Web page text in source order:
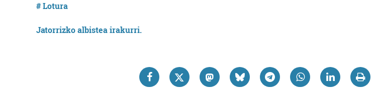
# Lotura
Jatorrizko albistea irakurri.